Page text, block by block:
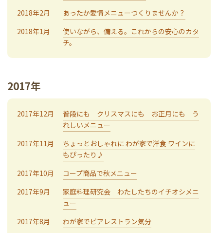
2018年2月
あったか愛情メニューつくりませんか？
2018年1月
使いながら、備える。これからの安心のカタ
チ。
2017年
2017年12月
普段にも クリスマスにも お正月にも う
れしいメニュー
2017年11月
ちょっとおしゃれに わが家で洋食 ワインに
もぴったり♪
2017年10月
コープ商品で秋メニュー
2017年9月
家庭料理研究会 わたしたちのイチオシメニ
ュー
2017年8月
わが家でビアレストラン気分